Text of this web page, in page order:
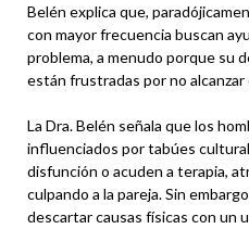
Belén explica que,
con mayor frecuencia buscan
problema, a menudo porque su
están frustradas por no alcanzar
La Dra. Belén señala que los
influenciados por tabúes
disfunción o acuden a terapia,
culpando a la pareja. Sin
descartar causas físicas con un